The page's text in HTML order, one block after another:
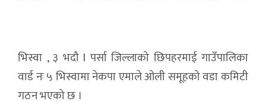
भिस्वा , ३ भदौ l पर्सा जिल्लाको छिपहरमाई गाउँपालिका
वार्ड नः ५ भिस्वामा नेकपा एमाले ओली समूहको वडा कमिटी
गठन भएको छ ।